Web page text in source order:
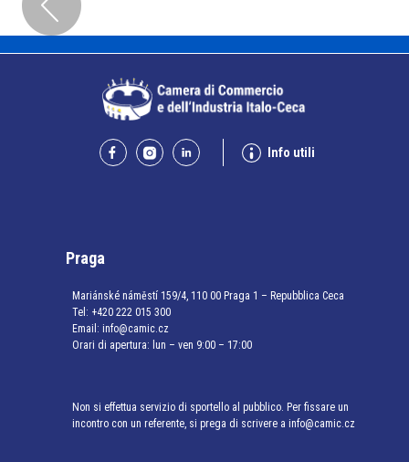
Info utili
Praga
Mariánské náměstí 159/4, 110 00 Praga 1 – Repubblica Ceca
Tel: +420 222 015 300
Email: info@camic.cz
Orari di apertura: lun – ven 9:00 – 17:00
Non si effettua servizio di sportello al pubblico. Per fissare un
incontro con un referente, si prega di scrivere a info@camic.cz